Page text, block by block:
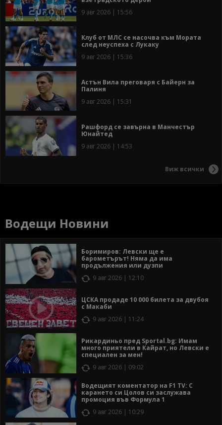
9 авг 2026 | 15:56
Клуб от МЛС се насочва към Мората
след неуспеха с Лукаку
9 авг 2026 | 15:36
Астън Вила преговаря с Байерн за
Палиня
9 авг 2026 | 15:31
Рашфорд се завърна в Манчестър
Юнайтед
9 авг 2026 | 14:53
Виж всички
Водещи Новини
Боримиров: Левски ще е
барометърът! Няма да има
продължения или дузпи
9 авг 2026 | 12:10
ЦСКА продаде 10 000 билета за двубоя
с Макаби
9 авг 2026 | 11:24
Рикардиньо пред Sportal.bg: Имам
много приятели в Кайрат, но Левски е
специален за мен!
9 авг 2026 | 09:02
Водещият коментатор на F1 TV: С
карането си Цолов си заслужава
промоция във Формула 1
9 авг 2026 | 10:29